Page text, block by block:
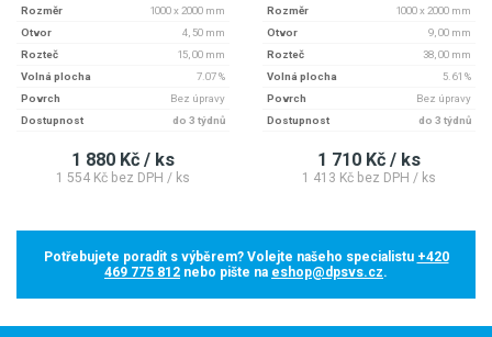
Rozměr
1000 x 2000 mm
Otvor
4, 50 mm
Rozteč
15, 00 mm
Volná plocha
7.07 %
Povrch
Bez úpravy
Dostupnost
do 3 týdnů
1 880 Kč / ks
1 554 Kč bez DPH / ks
Rozměr
1000 x 2000 mm
Otvor
9, 00 mm
Rozteč
38, 00 mm
Volná plocha
5.61 %
Povrch
Bez úpravy
Dostupnost
do 3 týdnů
1 710 Kč / ks
1 413 Kč bez DPH / ks
Potřebujete poradit s výběrem? Volejte našeho specialistu +420
469 775 812 nebo pište na eshop@dpsvs.cz.